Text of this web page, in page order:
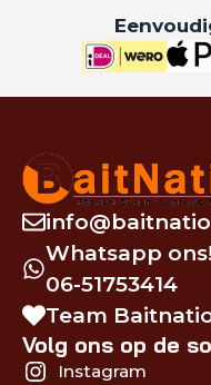
Whatsapp ons!
06-51753414
Team
Volg ons op de
Instagram